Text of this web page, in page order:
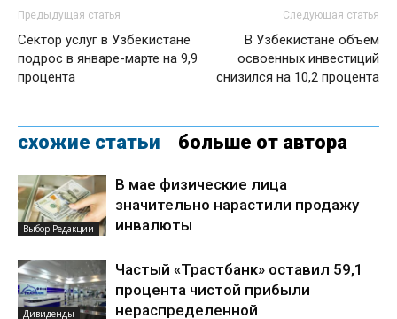
Предыдущая статья
Сектор услуг в Узбекистане
подрос в январе-марте на 9,9
процента
Следующая статья
В Узбекистане объем
освоенных инвестиций
снизился на 10,2 процента
схожие статьи больше от автора
Выбор Редакции
В мае физические лица
значительно нарастили продажу
инвалюты
Дивиденды
Частый «Трастбанк» оставил 59,1
процента чистой прибыли
нераспределенной